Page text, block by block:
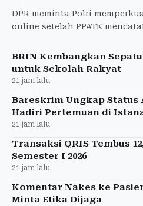
DPR meminta Polri
online setelah PPATK
BRIN Kembangkan
untuk Sekolah Rakyat
21 jam lalu
Bareskrim Ungkap Status
Hadiri Pertemuan di
21 jam lalu
Transaksi QRIS Tembus
Semester I 2026
21 jam lalu
Komentar Nakes ke
Minta Etika Dijaga